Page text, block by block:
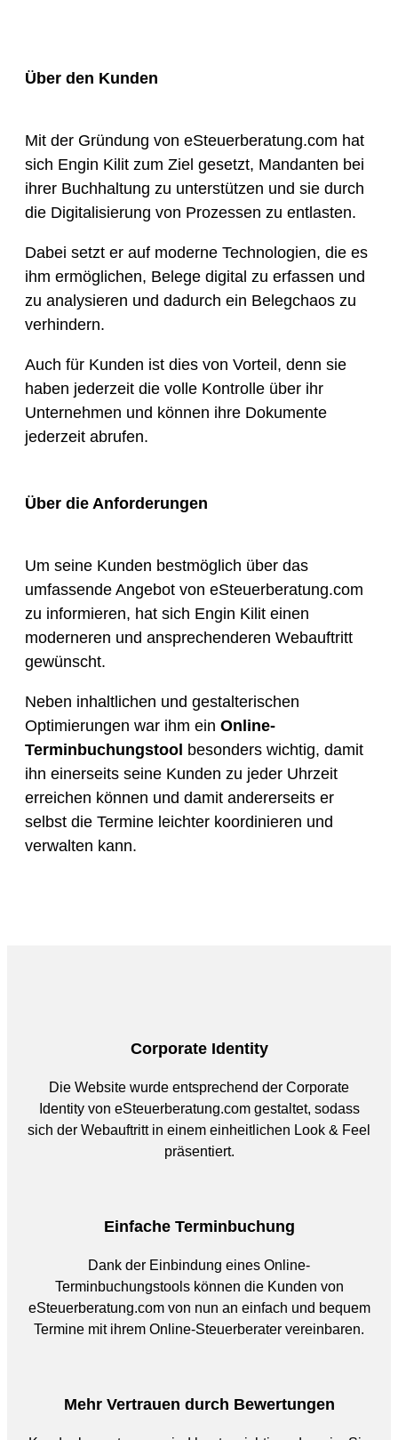
Über den Kunden
Mit der Gründung von eSteuerberatung.com hat
sich Engin Kilit zum Ziel gesetzt, Mandanten bei
ihrer Buchhaltung zu unterstützen und sie durch
die Digitalisierung von Prozessen zu entlasten.
Dabei setzt er auf moderne Technologien, die es
ihm ermöglichen, Belege digital zu erfassen und
zu analysieren und dadurch ein Belegchaos zu
verhindern.
Auch für Kunden ist dies von Vorteil, denn sie
haben jederzeit die volle Kontrolle über ihr
Unternehmen und können ihre Dokumente
jederzeit abrufen.
Über die Anforderungen
Um seine Kunden bestmöglich über das
umfassende Angebot von eSteuerberatung.com
zu informieren, hat sich Engin Kilit einen
moderneren und ansprechenderen Webauftritt
gewünscht.
Neben inhaltlichen und gestalterischen
Optimierungen war ihm ein Online-
Terminbuchungstool besonders wichtig, damit
ihn einerseits seine Kunden zu jeder Uhrzeit
erreichen können und damit andererseits er
selbst die Termine leichter koordinieren und
verwalten kann.
Corporate Identity
Die Website wurde entsprechend der Corporate
Identity von eSteuerberatung.com gestaltet, sodass
sich der Webauftritt in einem einheitlichen Look & Feel
präsentiert.
Einfache Terminbuchung
Dank der Einbindung eines Online-
Terminbuchungstools können die Kunden von
eSteuerberatung.com von nun an einfach und bequem
Termine mit ihrem Online-Steuerberater vereinbaren.
Mehr Vertrauen durch Bewertungen